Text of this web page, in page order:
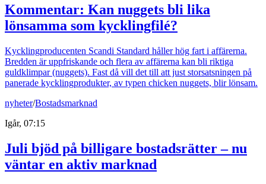
Kommentar: Kan nuggets bli lika
lönsamma som kycklingfilé?
Kycklingproducenten Scandi Standard håller hög fart i affärerna.
Bredden är uppfriskande och flera av affärerna kan bli riktiga
guldklimpar (nuggets). Fast då vill det till att just storsatsningen på
panerade kycklingprodukter, av typen chicken nuggets, blir lönsam.
nyheter/Bostadsmarknad
Igår, 07:15
Juli bjöd på billigare bostadsrätter – nu
väntar en aktiv marknad